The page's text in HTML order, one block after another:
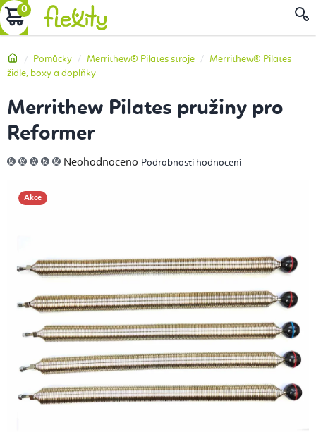
Přejít
na
NÁKUPNÍ
DomůPomůcky Merrithew® Pilates stroje
Merrithew® Pilates
židle, boxy a doplňky
Merrithew Pilates pružiny pro
Reformer
Průměrné
hodnocení
Neohodnoceno Podrobnosti hodnocení
Akce